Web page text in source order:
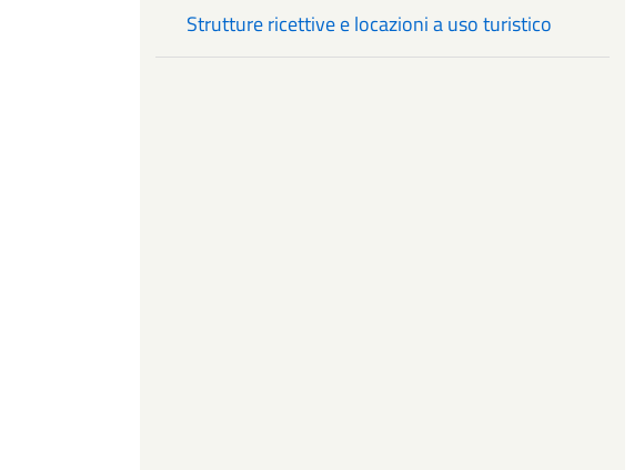
Strutture ricettive e locazioni a uso turistico